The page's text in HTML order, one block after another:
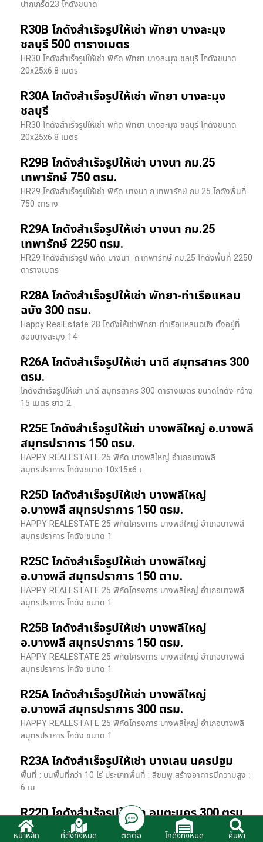
ปากเกร็ด23 โกดังขนาด
R30B โกดังสำเร็จรูปให้เช่า พัทยา บางละมุง
ชลบุรี 500 ตารางเมตร
HR30 โกดังสำเร็จรูปให้เช่า พิกัด พัทยา บางละมุง ชลบุรี โกดังขนาด
20x25x6.8 เมตร
R30A โกดังสำเร็จรูปให้เช่า พัทยา บางละมุง
ชลบุรี
HR30 โกดังสำเร็จรูปให้เช่า พิกัด พัทยา บางละมุง ชลบุรี โกดังขนาด
20x25x6.8 เมตร
R29B โกดังสำเร็จรูปให้เช่า บางนา กม.25
เทพารักษ์ 750 ตรม.
HR29 โกดังสำเร็จรูปให้เช่า พิกัด บางนา​ ถ.เทพารักษ์ กม.25 โกดังพื้นที่
750 ตาราง
R29A โกดังสำเร็จรูปให้เช่า บางนา กม.25
เทพารักษ์ 2250 ตรม.
HR29 โกดังสำเร็จรูป พิกัด บางนา​ ถ.เทพารักษ์ กม.25 โกดังพื้นที่ 2250
ตารางเมตร
R28A โกดังสำเร็จรูปให้เช่า พัทยา-ท่าเรือแหลม
ฉบัง 300 ตรม.
Happy RealEstate 28 โกดังให้เช่าพัทยา-ท่าเรือแหลมฉบัง ตั้งอยู่ที่
ซอยบางละมุง 14
R26A โกดังสำเร็จรูปให้เช่า นาดี สมุทรสาคร 300
ตรม.
โกดังสำเร็จรูปให้เช่า นาดี สมุทรสาคร 300 ตารางเมตร ขนาดโกดัง กว้าง
15 เมตร ยาว 2
R25E โกดังสำเร็จรูปให้เช่า บางพลีใหญ่ อ.บางพลี
สมุทรปราการ 150 ตรม.
HAPPY REALESTATE 25 พิกัด บางพลีใหญ่ อำเภอบางพลี
สมุทรปราการ โกดังขนาด 10x15x6 เ
R25D โกดังสำเร็จรูปให้เช่า บางพลีใหญ่
อ.บางพลี สมุทรปราการ 150 ตรม.
HAPPY REALESTATE 25 พิกัดโครงการ บางพลีใหญ่ อำเภอบางพลี
สมุทรปราการ โกดัง ขนาด 1
R25C โกดังสำเร็จรูปให้เช่า บางพลีใหญ่
อ.บางพลี สมุทรปราการ 150 ตาม.
HAPPY REALESTATE 25 พิกัดโครงการ บางพลีใหญ่ อำเภอบางพลี
สมุทรปราการ โกดัง ขนาด 1
R25B โกดังสำเร็จรูปให้เช่า บางพลีใหญ่
อ.บางพลี สมุทรปราการ 150 ตรม.
HAPPY REALESTATE 25 พิกัดโครงการ บางพลีใหญ่ อำเภอบางพลี
สมุทรปราการ โกดัง ขนาด 1
R25A โกดังสำเร็จรูปให้เช่า บางพลีใหญ่
อ.บางพลี สมุทรปราการ 300 ตรม.
HAPPY REALESTATE 25 พิกัดโครงการ บางพลีใหญ่ อำเภอบางพลี
สมุทรปราการ โกดัง ขนาด 1
R23A โกดังสำเร็จรูปให้เช่า บางเลน นครปฐม
พื้นที่ : บนพื้นที่กว่า 10 ไร่ ประเภทพื้นที่ : สีชมพู สร้างอาคารมีความสูง :
6 เม
R22D โกดังสำเร็จรูปให้เช่า อมตะนคร 300 ตรม.
HR22 โกดังสำเร็จรูปให้เช่า พิกัด ติดนิคมอมตะนคร อ.พานทอง จ.ชลบุรี
รายละเอียดโรงง
หน้าหลัก ที่ตั้งทั้งหมด ติดต่อ โกดังทั้งหมด ค้นหา